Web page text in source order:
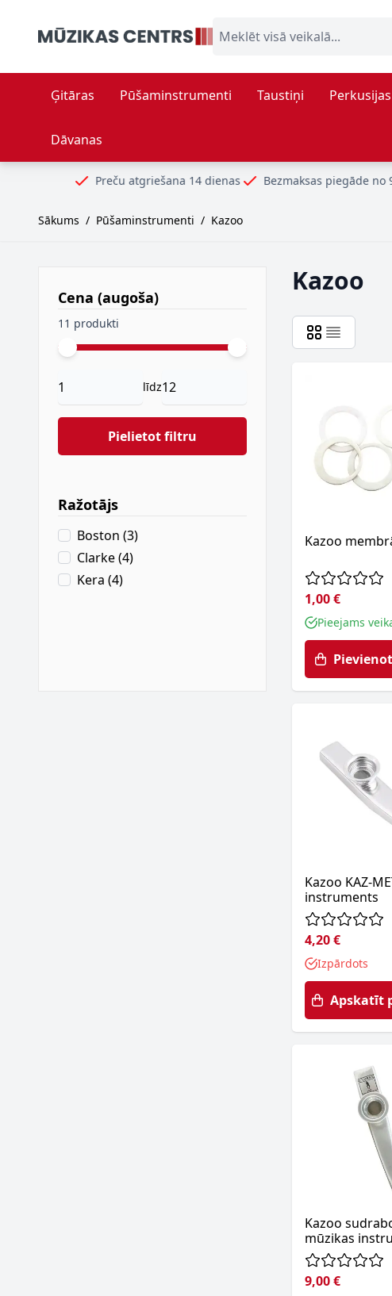
Meklēt visā veikalā...
Ģitāras Pūšaminstrumenti Taustiņi Perkusijas
Dāvanas
Preču atgriešana 14 dienas Bezmaksas piegāde no 99€ Droši
Sākums / Pūšaminstrumenti / Kazoo
Cena (augoša)
filter
11 produkti
Minimal price
Maximum price
līdz
Pielietot filtru
Ražotājs
filterBoston (3products available
)
Clarke(4products available
)
Kera (4products available
)
Kazoo
Kazoo
1,00 €
Pieejams
Kazoo KAZ-
instruments
4,20 €
Izpārdots
Apskatīt
Kazoo
mūzikas
9,00 €